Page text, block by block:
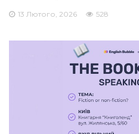
13 Лютого, 2026 528